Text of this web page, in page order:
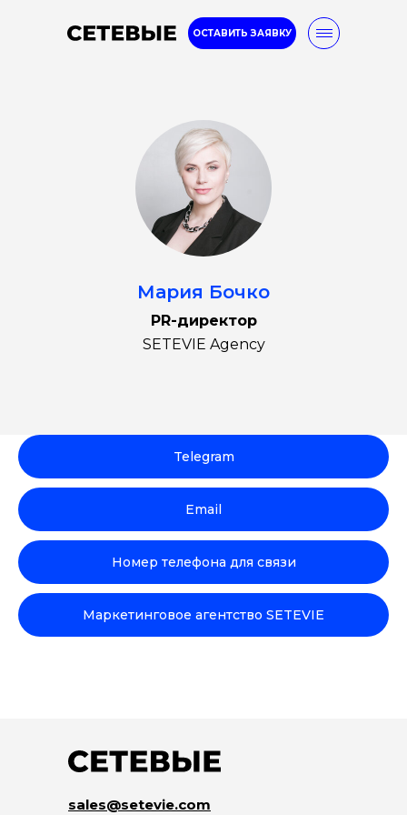
Услуги
ОСТАВИТЬ ЗАЯВКУ
8-800-777-32-96
Мария Бочко
PR-директор
SETEVIE Agency
Telegram
Email
Номер телефона для связи
Маркетинговое агентство SETEVIE
sales@setevie.com